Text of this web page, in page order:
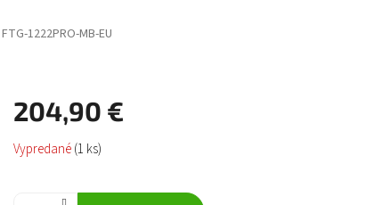
FTG-1222PRO-MB-EU
204,90 €
Jednotková
cena:
Vypredané(1 ks)